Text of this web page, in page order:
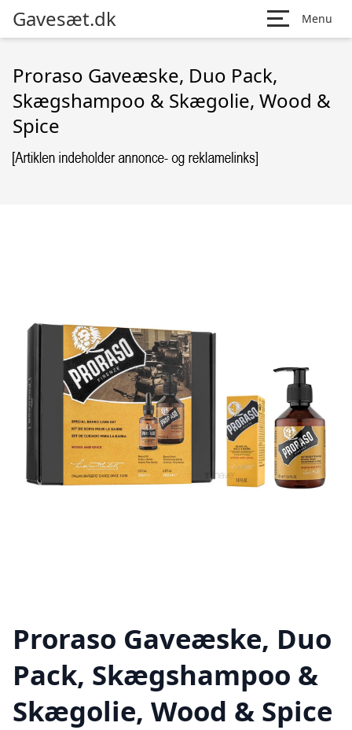
Gavesæt.dk Menu
Proraso Gaveæske, Duo Pack,
Skægshampoo & Skægolie, Wood &
Spice
Proraso Gaveæske, Duo
Pack, Skægshampoo &
Skægolie, Wood & Spice